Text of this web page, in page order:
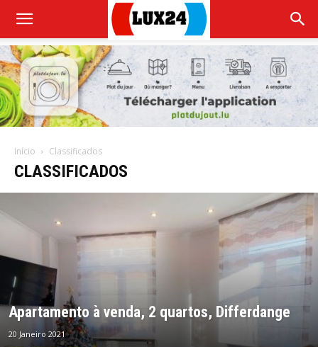
Início Classificados
CLASSIFICADOS
Apartamento à venda, 2 quartos, Differdange
20 Janeiro 2021